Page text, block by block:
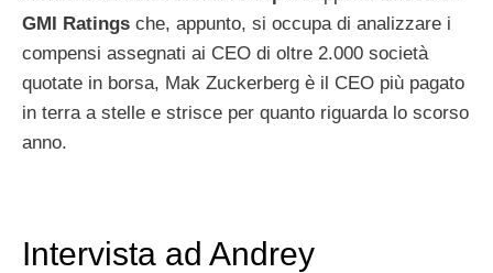
GMI Ratings che, appunto, si occupa di analizzare i
compensi assegnati ai CEO di oltre 2.000 società
quotate in borsa, Mak Zuckerberg è il CEO più pagato
in terra a stelle e strisce per quanto riguarda lo scorso
anno.
Intervista ad Andrey